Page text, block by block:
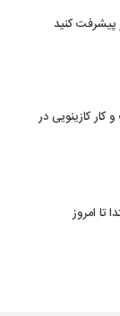
کازینویی در
تا امروز